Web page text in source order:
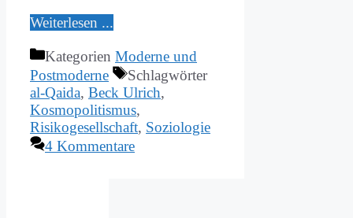
Wei­ter­le­sen ...
Kategorien Moderne und
Postmoderne
Schlagwörter
al-Qaida, Beck Ulrich,
Kosmopolitismus,
Risikogesellschaft, Soziologie
4 Kommentare